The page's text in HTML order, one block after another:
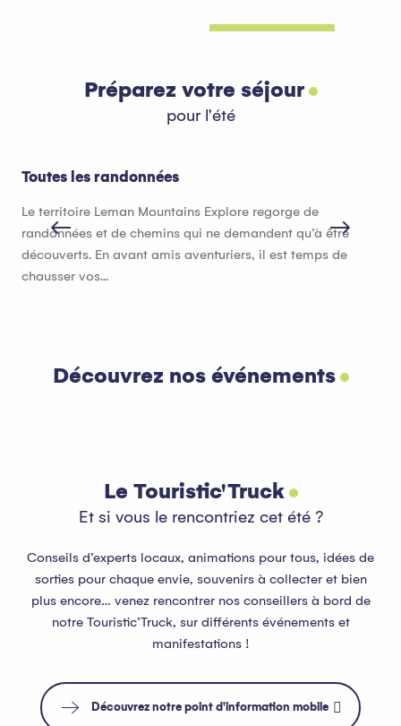
Préparez votre séjour
pour l'été
Toutes les randonnées
Le territoire Leman Mountains Explore regorge de
randonnées et de chemins qui ne demandent qu’à être
découverts. En avant amis aventuriers, il est temps de
chausser vos...
Découvrez nos événements
Tout l’agenda
Le Touristic'Truck
Et si vous le rencontriez cet été ?
Conseils d’experts locaux, animations pour tous, idées de
sorties pour chaque envie, souvenirs à collecter et bien
plus encore… venez rencontrer nos conseillers à bord de
notre Touristic’Truck, sur différents événements et
manifestations !
Découvrez notre point d'information mobile